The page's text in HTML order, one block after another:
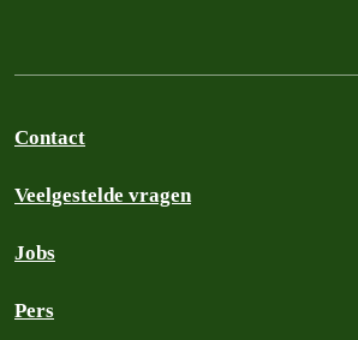
Contact
Veelgestelde vragen
Jobs
Pers